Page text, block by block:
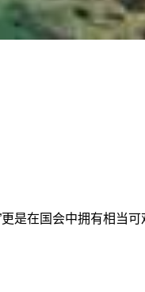
是在国会中拥有相当可